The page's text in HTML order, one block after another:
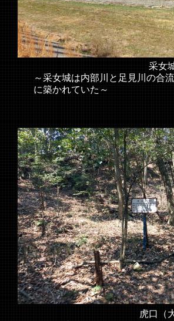
虎口（大手門
采女城跡
～采女城は内部川と足見川の合
に築かれていた～